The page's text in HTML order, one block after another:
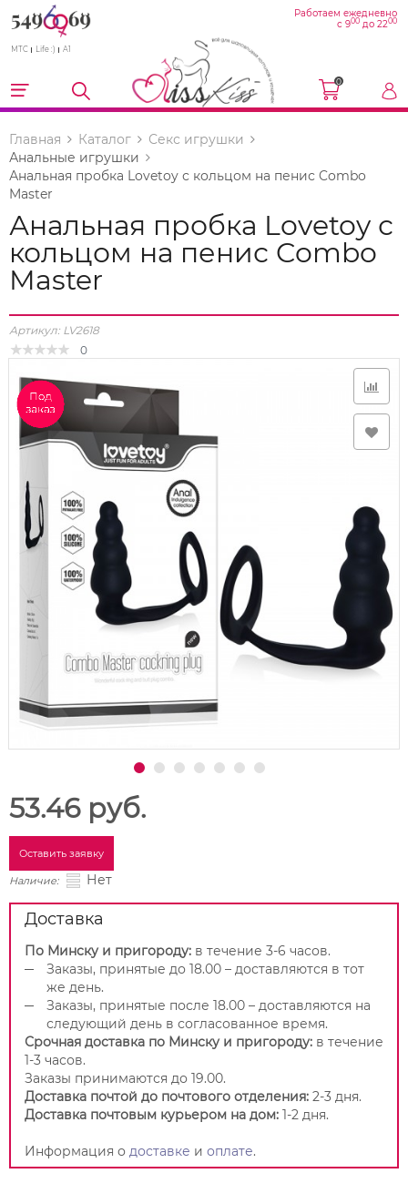
МТС Life :) A1
Работаем ежедневно
с 900 до 2200
0
Главная Каталог
Секс игрушки
Анальные игрушки
Анальная пробка Lovetoy с кольцом на пенис Combo
Master
Анальная пробка Lovetoy с
кольцом на пенис Combo
Master
Артикул: LV2618
0
53.46 руб.
Оставить заявку
Наличие: Нет
Доставка
По Минску и пригороду: в течение 3-6 часов.
Заказы, принятые до 18.00 – доставляются в тот
же день.
Заказы, принятые после 18.00 – доставляются на
следующий день в согласованное время.
Срочная доставка по Минску и пригороду: в течение
1-3 часов.
Заказы принимаются до 19.00.
Доставка почтой до почтового отделения: 2-3 дня.
Доставка почтовым курьером на дом: 1-2 дня.
Информация о доставке и оплате.